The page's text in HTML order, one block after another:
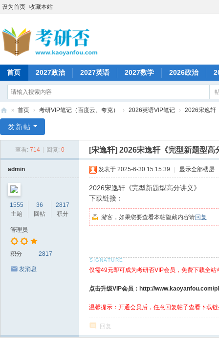
设为首页 收藏本站
首页 2027政治 2027英语 2027数学 2026政治
研
» 首页 › 考研VIP笔记（百度云、夸克） › 2026英语VIP笔记 › 2026宋逸轩
发新帖
查看: 714 回复: 0 [宋逸轩] 2026宋逸轩《完型新题型高
admin
1555
主题
36
回帖
2817
积分
管理员
积分 2817
发消息
发表于 2025-6-30 15:15:39 显示全部楼层
2026宋逸轩《完型新题型高分讲义》
下载链接：
游客，如果您要查看本帖隐藏内容请回复
仅需49元即可成为考研否VIP会员，免费下载全站
点击升级VIP会员：http://www.kaoyanfou.com/
温馨提示：开通会员后，任意回复帖子查看下载
回复